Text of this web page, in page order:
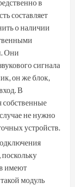
в
составляет
о наличии
Они
сигнала
он же блок,
В
не нужно
устройств.
имеют
модуль